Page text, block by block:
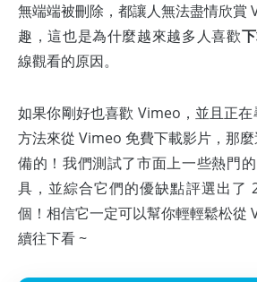
無端端被刪除，都讓人無法盡情欣賞
趣，這也是為什麼越來越多人喜歡
線觀看的原因。
如果你剛好也喜歡 Vimeo，並且正
方法來從 Vimeo 免費下載影片，那
備的！我們測試了市面上一些熱門的
具，並綜合它們的優缺點評選出了
個！相信它一定可以幫你輕輕鬆松從
續往下看 ~